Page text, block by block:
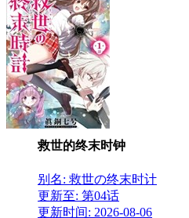
救世的终末时钟
别名: 救世の终末时计
更新至: 第04话
更新时间: 2026-08-06